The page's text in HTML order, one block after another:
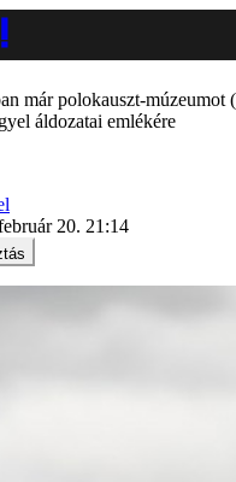
már polokauszt-múzeumot
áldozatai emlékére
20. 21:14